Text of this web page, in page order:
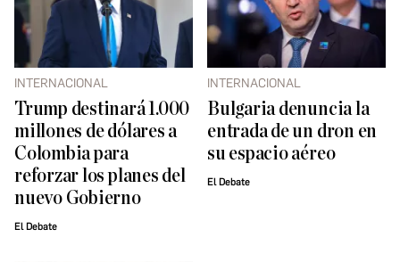
INTERNACIONAL
Trump destinará 1.000
millones de dólares a
Colombia para
reforzar los planes del
nuevo Gobierno
El Debate
INTERNACIONAL
Bulgaria denuncia la
entrada de un dron en
su espacio aéreo
El Debate